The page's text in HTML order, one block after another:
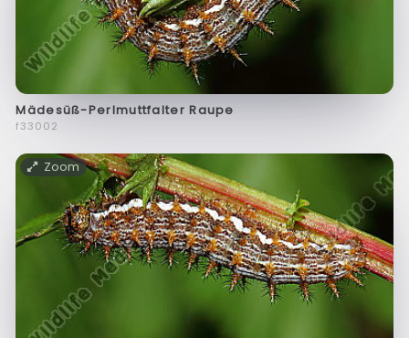
Mädesüß-Perlmuttfalter Raupe
f33002
Zoom